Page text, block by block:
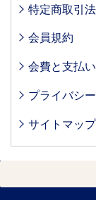
特定商取引
会員規約
会費と支払
プライバシ
サイトマップ